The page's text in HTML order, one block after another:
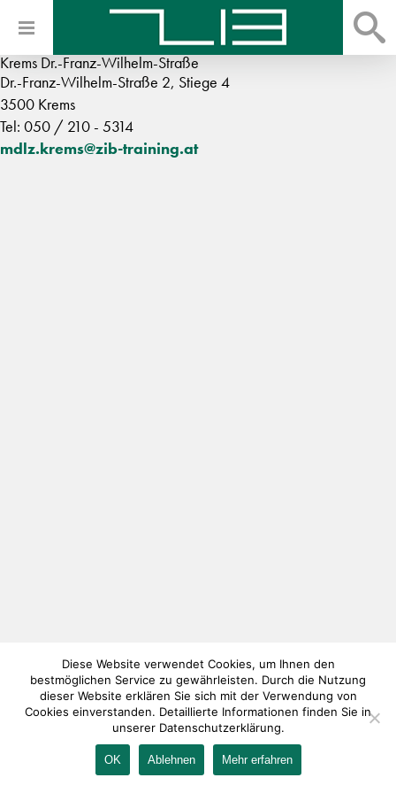
Krems Dr.-Franz-Wilhelm-Straße
Dr.-Franz-Wilhelm-Straße 2, Stiege 4
3500 Krems
Tel: 050 / 210 - 5314
mdlz.krems@zib-training.at
IMPRESSUM KONTAKT AGB DATENSCHUTZ
Diese Website verwendet Cookies, um Ihnen den
bestmöglichen Service zu gewährleisten. Durch die Nutzung
dieser Website erklären Sie sich mit der Verwendung von
Cookies einverstanden. Detaillierte Informationen finden Sie in
unserer Datenschutzerklärung.
OK Ablehnen Mehr erfahren